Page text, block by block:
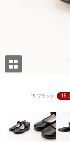
19 ブラック 15